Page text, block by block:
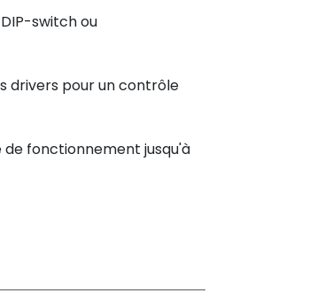
switch ou
drivers pour un contrôle
fonctionnement jusqu'à